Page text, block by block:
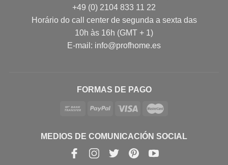
+49 (0) 2104 833 11 22
Horário do call center de segunda a sexta das
10h às 16h (GMT + 1)
E-mail: info@profhome.es
FORMAS DE PAGO
MEDIOS DE COMUNICACIÓN SOCIAL